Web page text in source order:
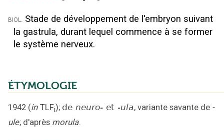
biol. Stade de développement de l'embryon suivant
la gastrula, durant lequel commence à se former
le système nerveux.
ÉTYMOLOGIE
1942 (in TLFi); de neuro- et -ula, variante savante de -
ule; d'après morula.